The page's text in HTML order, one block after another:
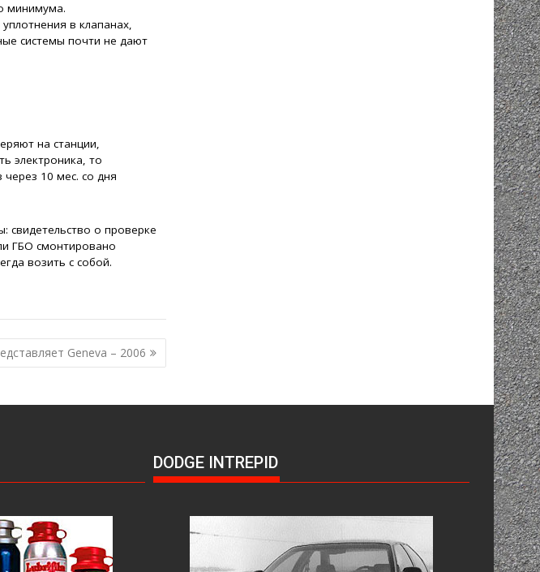
минимума.
в клапанах,
системы почти не дают
на станции,
электроника, то
10 мес. со дня
свидетельство о проверке
ГБО смонтировано
возить с собой.
Genevа – 2006
DODGE INTREPID